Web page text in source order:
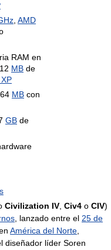
AMD
RAM en
MB de
MB con
GB de
Civilization IV Civ4 o CIV)
, lanzado entre el 25 de
América del Norte
diseñador líder Soren